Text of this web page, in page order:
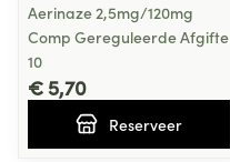
Aerinaze 2,5mg/120mg
Comp Gereguleerde Afgifte
10
€ 5,70
Reserveer